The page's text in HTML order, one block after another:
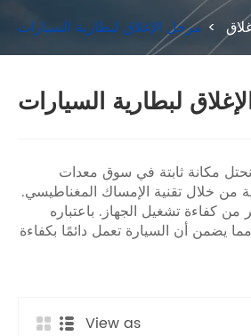
مرحل الإغلاق لبطارية السيارات
لبطارية السيارات
نحتل مكانة ثابتة في سوق معدات
من خلال تقنية الإمساك المغناطيسي.
كفاءة تشغيل الجهاز. باعتباره
يضمن أن السيارة تعمل دائمًا بكفاءة
View as